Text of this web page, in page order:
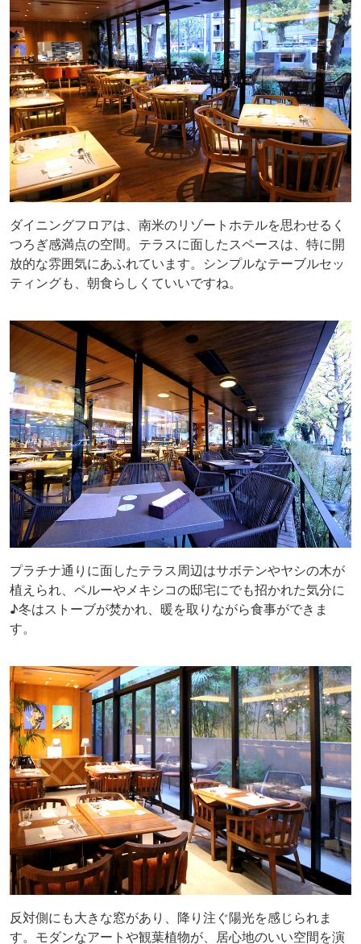
ダイニングフロアは、南米のリゾートホテルを思わせるく
つろぎ感満点の空間。テラスに面したスペースは、特に開
放的な雰囲気にあふれています。シンプルなテーブルセッ
ティングも、朝食らしくていいですね。
プラチナ通りに面したテラス周辺はサボテンやヤシの木が
植えられ、ペルーやメキシコの邸宅にでも招かれた気分に
♪冬はストーブが焚かれ、暖を取りながら食事ができま
す。
反対側にも大きな窓があり、降り注ぐ陽光を感じられま
す。モダンなアートや観葉植物が、居心地のいい空間を演